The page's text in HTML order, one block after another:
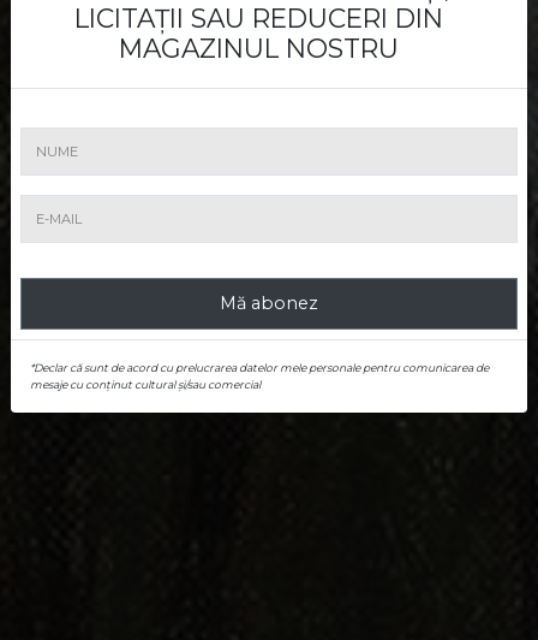
Aveți o lucrare de vânzare? Noi o vom
promova şi o vom vinde la cel mai bun
preţ.
LICITAȚII SAU REDUCERI DIN
MAGAZINUL NOSTRU
Mă abonez
*Declar că sunt de acord cu prelucrarea datelor mele personale pentru comunicarea de
mesaje cu conținut cultural și/sau comercial